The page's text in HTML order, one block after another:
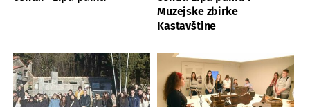
Muzejske zbirke
Kastavštine